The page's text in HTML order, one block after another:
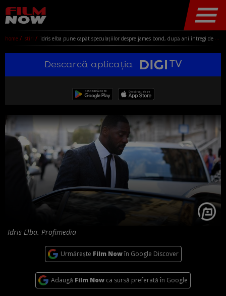
home stiri idris elba pune capăt speculațiilor despre james bond, după ani întregi de zvonuri: "nu am fost niciodată cu adevărat în cursă"
Descarcă aplicația
Idris Elba. Profimedia
Urmărește Film Nowîn Google Discover
Adaugă Film Now ca sursă preferată în Google